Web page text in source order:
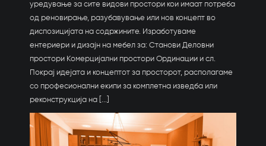
уредување за сите видови простори кои имаат потреба
од реновирање, разубавување или нов концепт во
диспозицијата на содржините. Изработуваме
ентериери и дизајн на мебел за: Станови Деловни
простори Комерцијални простори Ординации и сл.
Покрај идејата и концептот за просторот, располагаме
со професионални екипи за комплетна изведба или
реконструкција на [...]